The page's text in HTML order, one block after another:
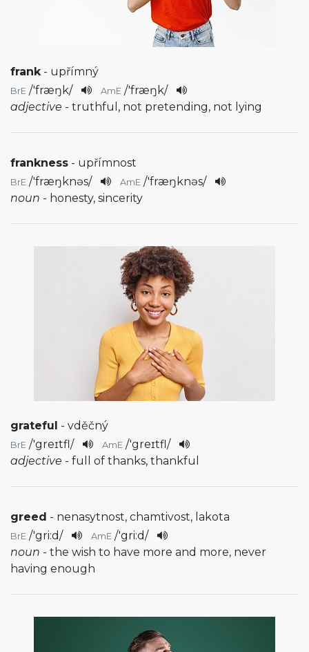
frank- upřímný
BrE /'fræŋk/ AmE /'fræŋk/
adjective - truthful, not pretending, not lying
frankness - upřímnost
BrE /'fræŋknəs/ AmE /'fræŋknəs/
noun - honesty, sincerity
grateful - vděčný
BrE /'greɪtfl/ AmE /'greɪtfl/
adjective - full of thanks, thankful
greed - nenasytnost, chamtivost, lakota
BrE /'gri:d/ AmE /'gri:d/
noun - the wish to have more and more, never
having enough